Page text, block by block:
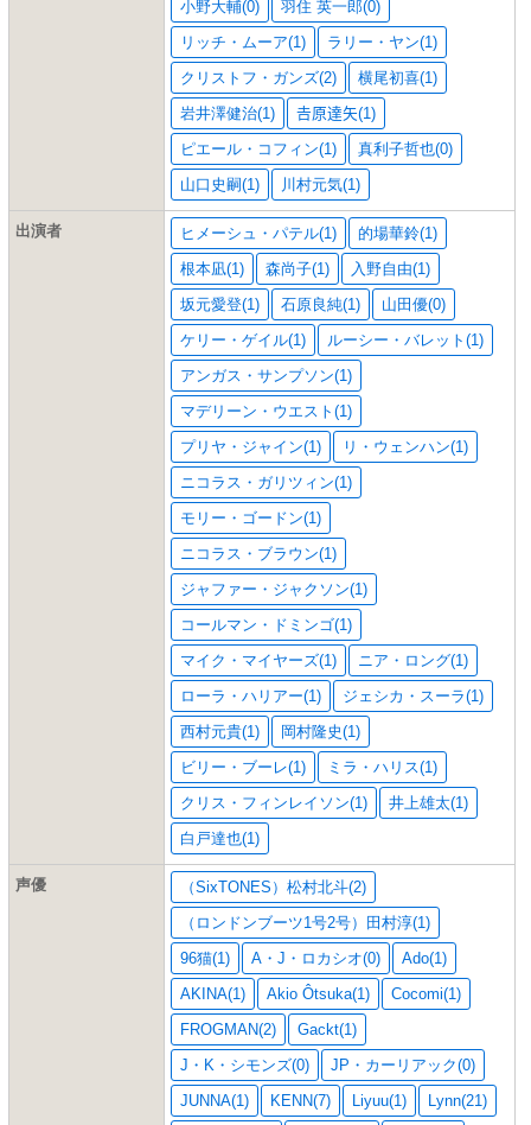
小野大輔(0)
羽住 英一郎(0)
リッチ・ムーア(1)
ラリー・ヤン(1)
クリストフ・ガンズ(2)
横尾初喜(1)
岩井澤健治(1)
𠮷原達矢(1)
ピエール・コフィン(1)
真利子哲也(0)
山口史嗣(1)
川村元気(1)
出演者 ヒメーシュ・パテル(1)
的場華鈴(1)
根本凪(1)
森尚子(1)
入野自由(1)
坂元愛登(1)
石原良純(1)
山田優(0)
ケリー・ゲイル(1)
ルーシー・バレット(1)
アンガス・サンプソン(1)
マデリーン・ウエスト(1)
プリヤ・ジャイン(1)
リ・ウェンハン(1)
ニコラス・ガリツィン(1)
モリー・ゴードン(1)
ニコラス・ブラウン(1)
ジャファー・ジャクソン(1)
コールマン・ドミンゴ(1)
マイク・マイヤーズ(1)
ニア・ロング(1)
ローラ・ハリアー(1)
ジェシカ・スーラ(1)
西村元貴(1)
岡村隆史(1)
ビリー・ブーレ(1)
ミラ・ハリス(1)
クリス・フィンレイソン(1)
井上雄太(1)
白戸達也(1)
声優
（SixTONES）松村北斗(2)
（ロンドンブーツ1号2号）田村淳(1)
96猫(1)
A・J・ロカシオ(0)
Ado(1)
AKINA(1)
Akio Ôtsuka(1)
Cocomi(1)
FROGMAN(2)
Gackt(1)
J・K・シモンズ(0)
JP・カーリアック(0)
JUNNA(1)
KENN(7) Liyuu(1)
Lynn(21)